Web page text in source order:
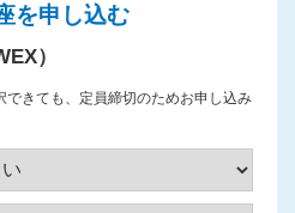
を申し込む
）
できても、定員締切のためお申し込み